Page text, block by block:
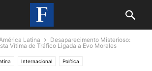
Latina
Desaparecimento Misterioso:
Vítima de Tráfico Ligada a Evo Morales
Internacional Política